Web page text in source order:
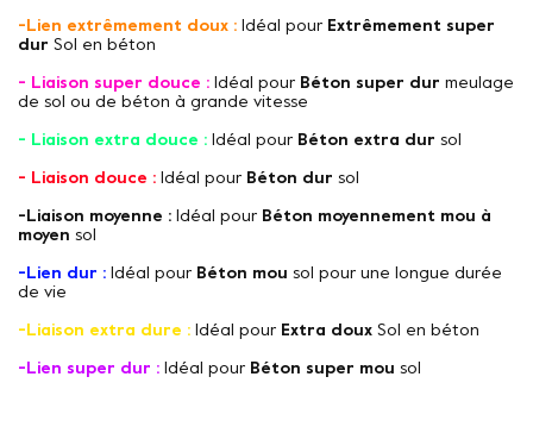
-Lien extrêmement doux : Idéal pour Extrêmement super
dur Sol en béton
- Liaison super douce : Idéal pour Béton super dur meulage
de sol ou de béton à grande vitesse
- Liaison extra douce : Idéal pour Béton extra dur sol
- Liaison douce : Idéal pour Béton dur sol
-Liaison moyenne : Idéal pour Béton moyennement mou à
moyen sol
-Lien dur : Idéal pour Béton mou sol pour une longue durée
de vie
-Liaison extra dure : Idéal pour Extra doux Sol en béton
-Lien super dur : Idéal pour Béton super mou sol